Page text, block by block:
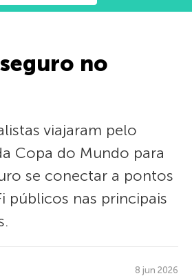
no
viajaram pelo
Copa do Mundo para
se conectar a pontos
públicos nas principais
8 jun 2026